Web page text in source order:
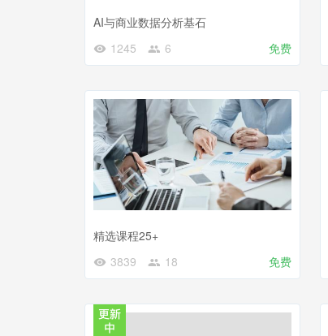
AI与商业数据分析基石
1245
6 免费
精选课程25+
3839
18 免费